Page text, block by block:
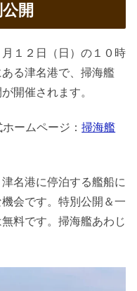
開
１２日（日）の１０時
る津名港で、掃海艦
開催されます。
ームページ：掃海艦
名港に停泊する艦船に
会です。特別公開＆一
料です。掃海艦あわじ